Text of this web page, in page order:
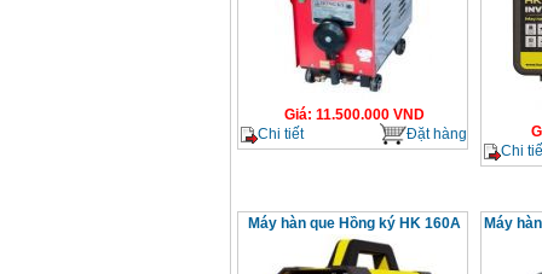
Giá: 11.500.000VND
Chi tiết
Đặt hàng
Chi
Máy hàn que Hồng ký HK 160A Máy